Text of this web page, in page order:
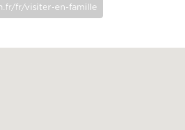
fr/visiter-en-famille